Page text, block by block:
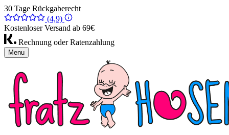
30 Tage Rückgaberecht
(4,9)
Kostenloser Versand ab 69€
Rechnung oder Ratenzahlung
Menu